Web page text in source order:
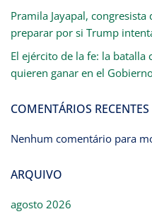
Pramila Jayapal,
preparar por si Trump
El ejército de la fe: la batalla
quieren ganar en el
COMENTÁRIOS RECENTES
Nenhum comentário para
ARQUIVO
agosto 2026